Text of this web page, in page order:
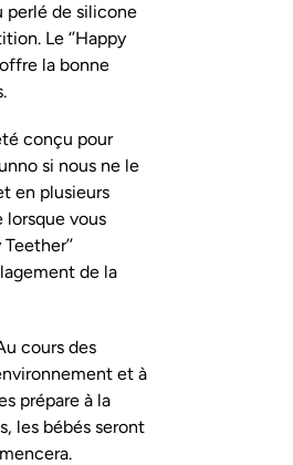
perlé de silicone
Le ‘’Happy
la bonne
conçu pour
si nous ne le
en plusieurs
lorsque vous
de la
cours des
et à
prépare à la
les bébés seront